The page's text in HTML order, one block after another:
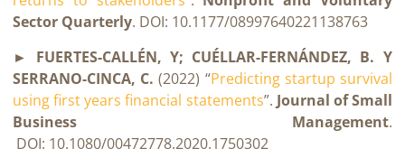
Sector Quarterly. DOI: 10.1177/08997640221138763
► FUERTES-CALLÉN, Y; CUÉLLAR-FERNÁNDEZ, B. Y
SERRANO-CINCA, C. (2022) “Predicting startup survival
using first years financial statements”. Journal of Small
Business Management.
DOI: 10.1080/00472778.2020.1750302